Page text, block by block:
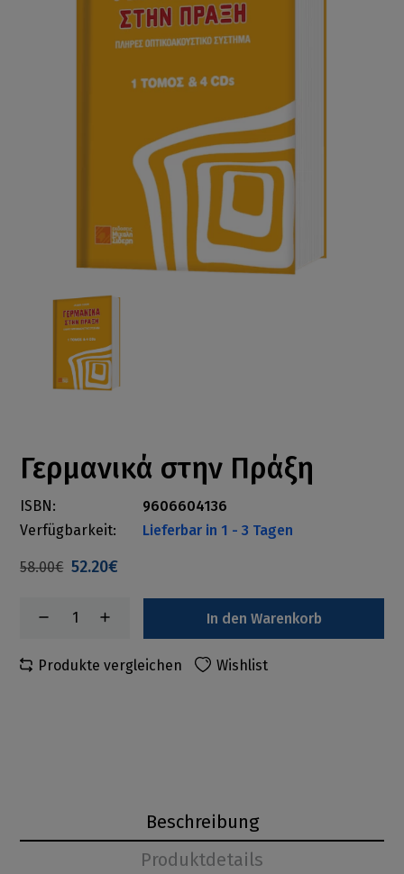
Γερμανικά στην Πράξη
ISBN:
9606604136
Verfügbarkeit:
Lieferbar in 1 - 3 Tagen
58.00€ 52.20€
In den Warenkorb
Produkte vergleichen Wishlist
Beschreibung
Produktdetails